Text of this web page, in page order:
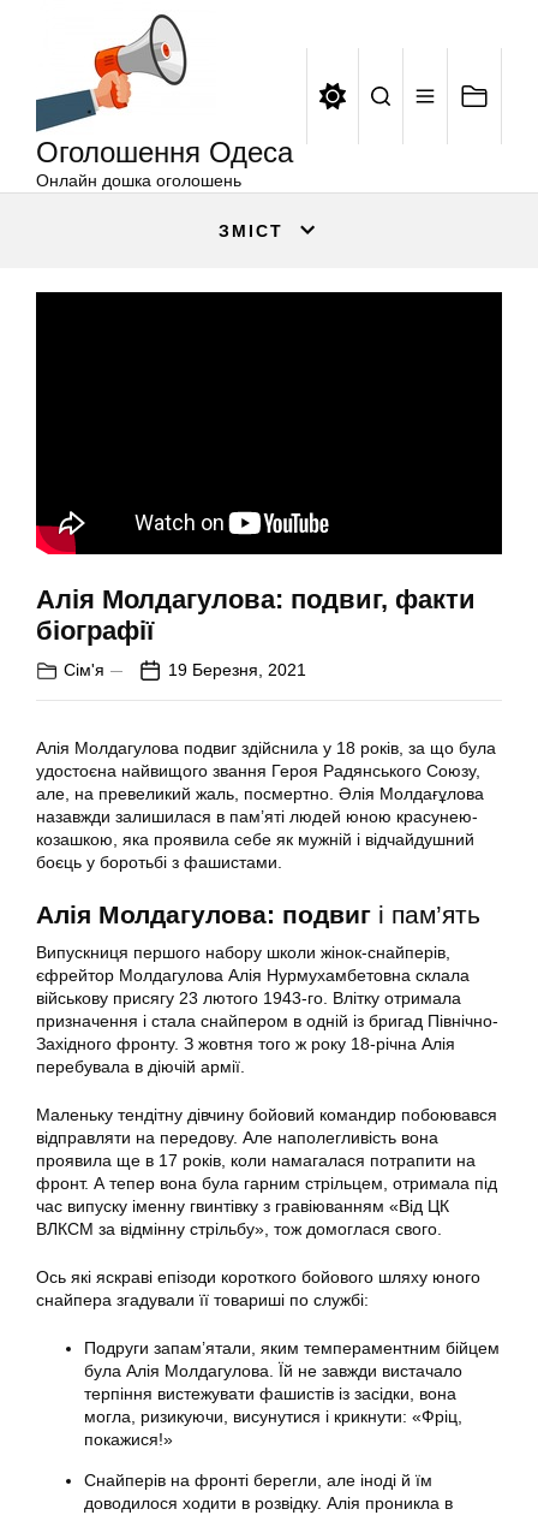
Оголошення Одеса
Онлайн дошка оголошень
ЗМІСТ
Алія Молдагулова: подвиг, факти
біографії
Сім'я 19 Березня, 2021
Алія Молдагулова подвиг здійснила у 18 років, за що була
удостоєна найвищого звання Героя Радянського Союзу,
але, на превеликий жаль, посмертно. Әлія Молдағұлова
назавжди залишилася в пам’яті людей юною красунею-
козашкою, яка проявила себе як мужній і відчайдушний
боєць у боротьбі з фашистами.
Алія Молдагулова: подвиг і пам’ять
Випускниця першого набору школи жінок-снайперів,
єфрейтор Молдагулова Алія Нурмухамбетовна склала
військову присягу 23 лютого 1943-го. Влітку отримала
призначення і стала снайпером в одній із бригад Північно-
Західного фронту. З жовтня того ж року 18-річна Алія
перебувала в діючій армії.
Маленьку тендітну дівчину бойовий командир побоювався
відправляти на передову. Але наполегливість вона
проявила ще в 17 років, коли намагалася потрапити на
фронт. А тепер вона була гарним стрільцем, отримала під
час випуску іменну гвинтівку з гравіюванням «Від ЦК
ВЛКСМ за відмінну стрільбу», тож домоглася свого.
Ось які яскраві епізоди короткого бойового шляху юного
снайпера згадували її товариші по службі:
Подруги запам’ятали, яким темпераментним бійцем
була Алія Молдагулова. Їй не завжди вистачало
терпіння вистежувати фашистів із засідки, вона
могла, ризикуючи, висунутися і крикнути: «Фріц,
покажися!»
Снайперів на фронті берегли, але іноді й їм
доводилося ходити в розвідку. Алія проникла в